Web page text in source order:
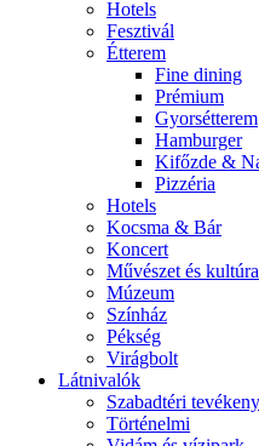
Hotels
Fesztivál
Étterem
Fine dining
Prémium
Gyorsétterem
Hamburger
Kifőzde &
Pizzéria
Hotels
Kocsma & Bár
Koncert
Művészet és kultúra
Múzeum
Színház
Pékség
Virágbolt
Látnivalók
Szabadtéri
Történelmi